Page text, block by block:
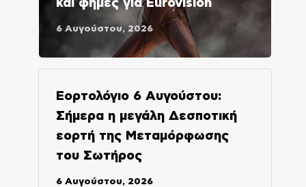
και φήμες για Eurovision
6 Αυγούστου, 2026
Εορτολόγιο 6 Αυγούστου:
Σήμερα η μεγάλη Δεσποτική
εορτή της Μεταμόρφωσης
του Σωτήρος
6 Αυγούστου, 2026